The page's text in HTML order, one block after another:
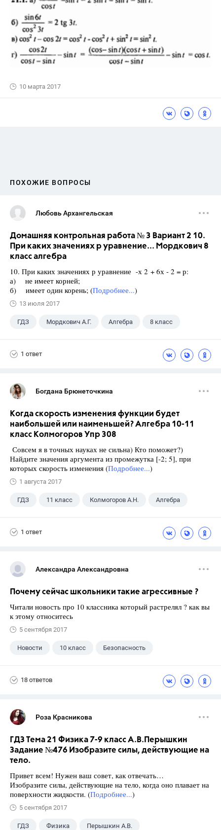
10 марта 2017
ПОХОЖИЕ ВОПРОСЫ
Любовь Архангельская
Домашняя контрольная работа № 3 Вариант 2 10.
При каких значениях р уравнение... Мордкович 8
класс алгебра
10. При каких значениях р уравнение -х 2 + 6х - 2 = р:
а) не имеет корней;
б) имеет один корень; (Подробнее...)
13 июля 2017
ГДЗ Мордкович А.Г. Алгебра 8 класс
1 ответ
Богдана Брюнеточкина
Когда скорость изменения функции будет
наибольшей или наименьшей? Алгебра 10-11
класс Колмогоров Упр 308
Совсем я в точных науках не сильна) Кто поможет?)
Найдите значения аргумента из промежутка [-2; 5], при
которых скорость изменения (Подробнее...)
1 августа 2017
ГДЗ 11 класс Колмогоров А.Н. Алгебра
1 ответ
Александра Александровна
Почему сейчас школьники такие агрессивные ?
Читали новость про 10 классника который растрелял ? как вы
к этому относитесь
5 сентября 2017
Новости 10 класс Безопасность
18 ответов
Роза Красникова
ГДЗ Тема 21 Физика 7-9 класс А.В.Перышкин
Задание №476 Изобразите силы, действующие на
тело.
Привет всем! Нужен ваш совет, как отвечать…
Изобразите силы, действующие на тело, когда оно плавает на
поверхности жидкости. (Подробнее...)
5 сентября 2017
ГДЗ Физика Перышкин А.В.